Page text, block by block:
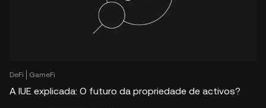
DeFi GameFi
A IUE explicada: O futuro da propriedade de activos?